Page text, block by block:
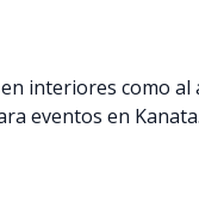
interiores como al
eventos en